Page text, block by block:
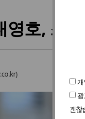
괜찮
영호, 조
)